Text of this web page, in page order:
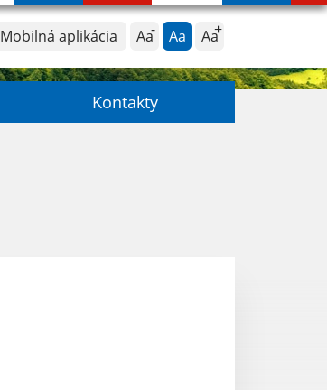
Mobilná aplikácia Aa Aa Aa
Kontakty